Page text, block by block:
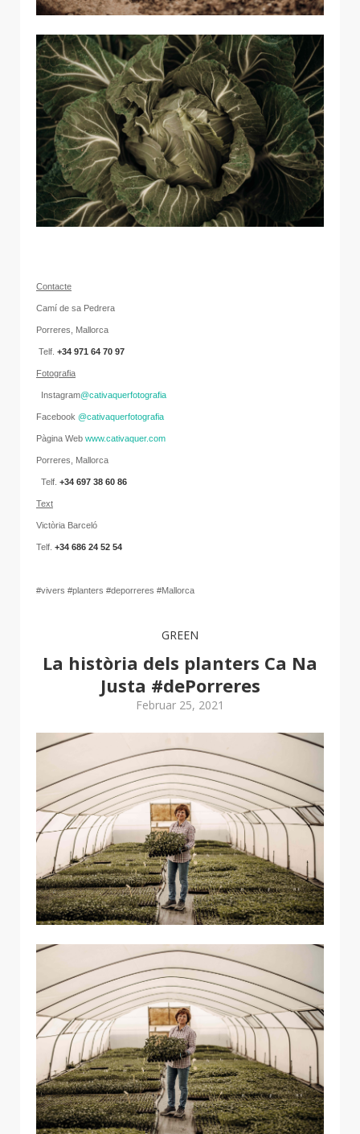
Contacte
Camí de sa Pedrera
Porreres, Mallorca
Telf. +34 971 64 70 97
Fotografia
Instagram@cativaquerfotografia
Facebook @cativaquerfotografia
Pàgina Web www.cativaquer.com
Porreres, Mallorca
Telf. +34 697 38 60 86
Text
Victòria Barceló
Telf. +34 686 24 52 54
#vivers #planters #deporreres #Mallorca
GREEN
La història dels planters Ca Na
Justa #dePorreres
Februar 25, 2021